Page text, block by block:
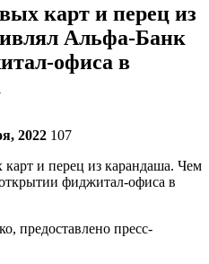
карт и перец из
Альфа-Банк
офиса в
2022 107
предоставлено пресс-